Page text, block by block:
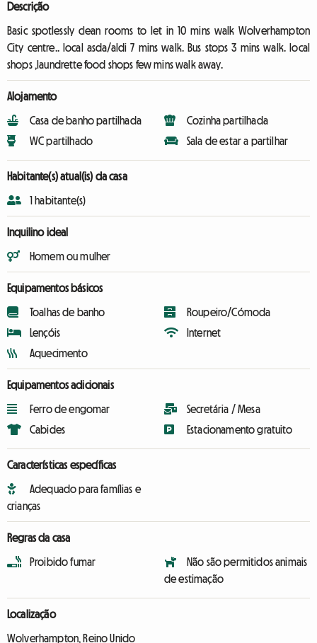
Descrição
Basic spotlessly clean rooms to let in 10 mins walk Wolverhampton
City centre.. local asda/aldi 7 mins walk. Bus stops 3 mins walk. local
shops ,laundrette food shops few mins walk away.
Alojamento
Casa de banho partilhada
WC partilhado
Cozinha partilhada
Sala de estar a partilhar
Habitante(s) atual(is) da casa
1 habitante(s)
Inquilino ideal
Homem ou mulher
Equipamentos básicos
Toalhas de banho
Lençóis
Aquecimento
Roupeiro/Cómoda
Internet
Equipamentos adicionais
Ferro de engomar
Cabides
Secretária / Mesa
Estacionamento gratuito
Características específicas
Adequado para famílias e
crianças
Regras da casa
Proibido fumar
Não são permitidos animais
de estimação
Localização
Wolverhampton, Reino Unido